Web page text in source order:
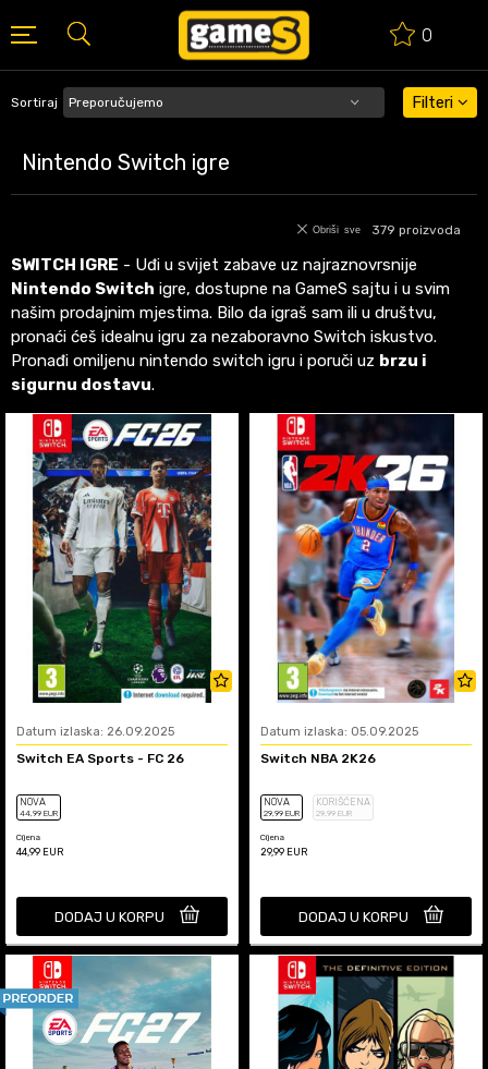
0
PORUDŽBINA PREKO 50 EUR
Nintendo Switch igre
Sortiraj Filteri
379 proizvoda
Obriši sve
SWITCH IGRE - Uđi u svijet zabave uz najraznovrsnije
Nintendo Switch igre, dostupne na GameS sajtu i u svim
našim prodajnim mjestima. Bilo da igraš sam ili u društvu,
pronaći ćeš idealnu igru za nezaboravno Switch iskustvo.
Pronađi omiljenu nintendo switch igru i poruči uz brzu i
sigurnu dostavu.
Datum izlaska: 26.09.2025
Switch EA Sports - FC 26
NOVA
44,99 EUR
Cijena
44,99 EUR
DODAJ U KORPU
Datum izlaska: 05.09.2025
Switch NBA 2K26
NOVA
29,99 EUR
KORIŠĆENA
29,99 EUR
Cijena
29,99 EUR
DODAJ U KORPU